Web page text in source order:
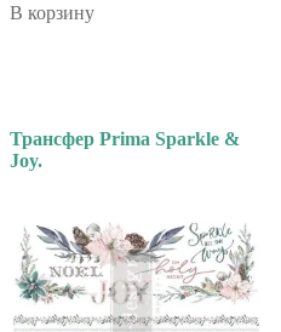
В корзину
Трансфер Prima Sparkle &
Joy.